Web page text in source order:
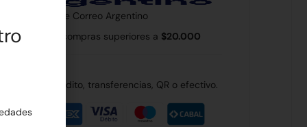
a través de Correo Argentino
en compras superiores a $20.000
débito, crédito, transferencias, QR o efectivo.